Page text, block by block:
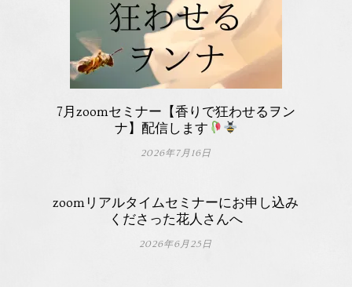
7月zoomセミナー【香りで狂わせるヲン
ナ】配信します
2026年7月16日
zoomリアルタイムセミナーにお申し込み
くださった花人さんへ
2026年6月25日